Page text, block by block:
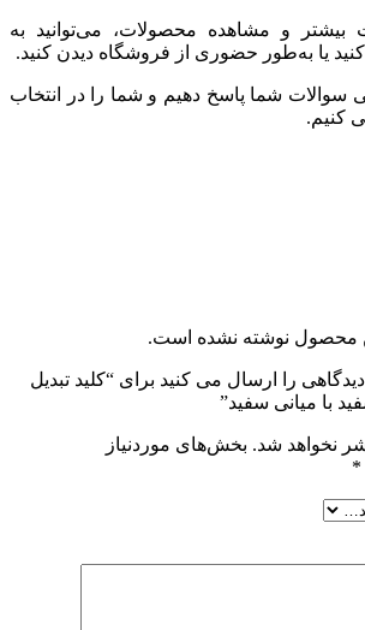
و مشاهده محصولات، می‌توانید به
یا به‌طور حضوری از فروشگاه دیدن کنید.
سوالات شما پاسخ دهیم و شما را در انتخاب
کنیم.
محصول نوشته نشده است.
را ارسال می کنید برای “کلید تبدیل
با میانی سفید”
نخواهد شد. بخش‌های موردنیاز
*